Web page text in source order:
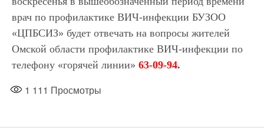
врач по профилактике ВИЧ-инфекции БУЗОО
«ЦПБСИЗ» будет отвечать на вопросы жителей
Омской области профилактике ВИЧ-инфекции по
телефону «горячей линии» 63-09-94.
1 111 Просмотры